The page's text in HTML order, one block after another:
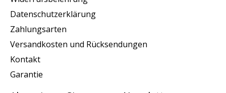
Datenschutzerklärung
Zahlungsarten
Versandkosten und Rücksendungen
Kontakt
Garantie